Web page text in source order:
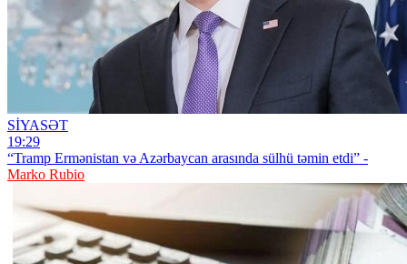
SİYASƏT
19:29
“Tramp Ermənistan və Azərbaycan arasında sülhü təmin etdi” -
Marko Rubio